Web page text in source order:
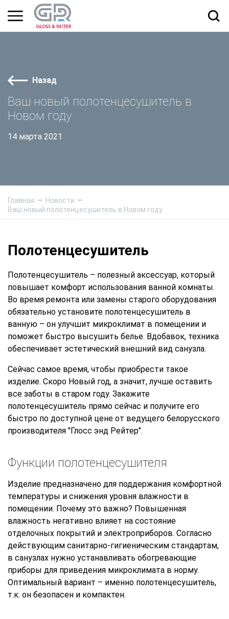
Назад
Ваш новый полотенцесушитель в
Новом году
14 марта 2021
Главная
Новости
Ваш новый полотенцесушитель в Новом году
Полотенцесушитель
Полотенцесушитель – полезный аксессуар, который
повышает комфорт использования ванной комнаты.
Во время ремонта или замены старого оборудования
обязательно установите полотенцесушитель в
ванную – он улучшит микроклимат в помещении и
поможет быстро высушить белье. Вдобавок, техника
обеспечивает эстетический внешний вид санузла.
Сейчас самое время, чтобы приобрести такое
изделие. Скоро Новый год, а значит, лучше оставить
все заботы в старом году. Закажите
полотенцесушитель прямо сейчас и получите его
быстро по доступной цене от ведущего белорусского
производителя "Глосс энд Рейтер".
Функции полотенцесушителя
Изделие предназначено для поддержания комфортной
температуры и снижения уровня влажности в
помещении. Почему это важно? Повышенная
влажность негативно влияет на состояние
отделочных покрытий и электроприборов. Согласно
действующим санитарно-гигиеническим стандартам,
в санузлах нужно устанавливать обогревающие
приборы для приведения микроклимата в норму.
Оптимальный вариант – именно полотенцесушитель,
т.к. он безопасен и компактен.